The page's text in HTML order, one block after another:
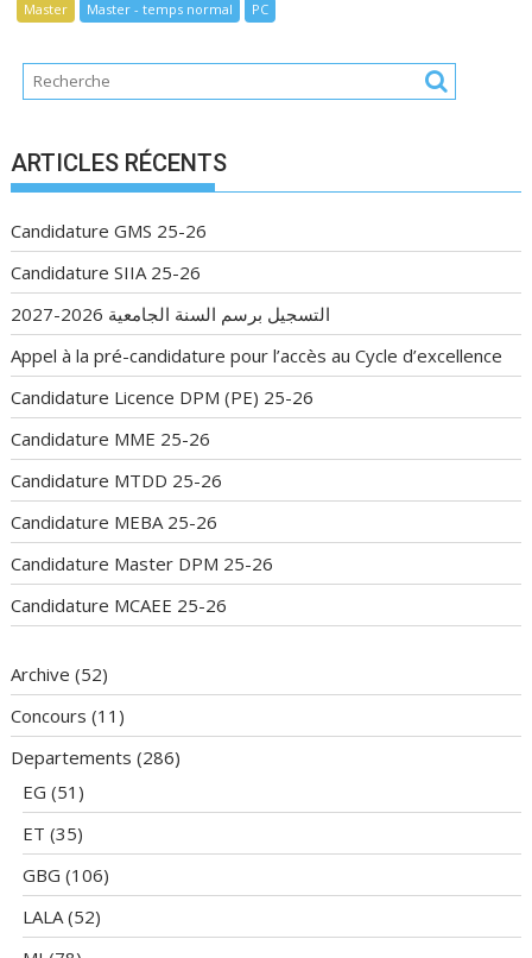
Master Master - temps normal PC
ARTICLES RÉCENTS
Candidature GMS 25-26
Candidature SIIA 25-26
التسجيل برسم السنة الجامعية 2026-2027
Appel à la pré-candidature pour l’accès au Cycle d’excellence
Candidature Licence DPM (PE) 25-26
Candidature MME 25-26
Candidature MTDD 25-26
Candidature MEBA 25-26
Candidature Master DPM 25-26
Candidature MCAEE 25-26
Archive (52)
Concours (11)
Departements (286)
EG (51)
ET (35)
GBG (106)
LALA (52)